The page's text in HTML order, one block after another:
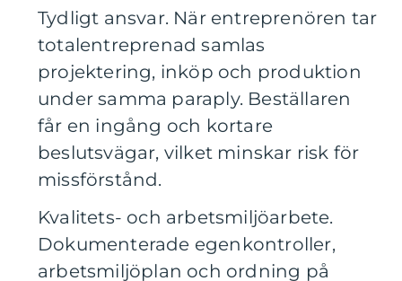
Tydligt ansvar. När entreprenören tar
totalentreprenad samlas
projektering, inköp och produktion
under samma paraply. Beställaren
får en ingång och kortare
beslutsvägar, vilket minskar risk för
missförstånd.
Kvalitets- och arbetsmiljöarbete.
Dokumenterade egenkontroller,
arbetsmiljöplan och ordning på